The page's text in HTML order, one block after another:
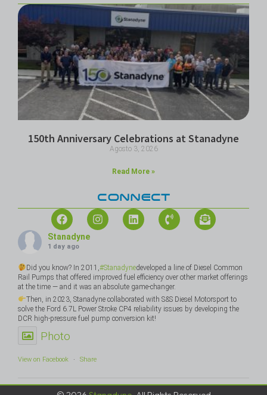
150th Anniversary Celebrations at Stanadyne
Agosto 3, 2026
Read More »
CONNECT
Stanadyne
1 day ago
Did you know? In 2011, #Stanadynedeveloped a line of Diesel Common
Rail Pumps that offered improved fuel efficiency over other market offerings
at the time — and it was an absolute game-changer.
Then, in 2023, Stanadyne collaborated with S&S Diesel Motorsport to
solve the Ford 6.7L Power Stroke CP4 reliability issues by developing the
DCR high-pressure fuel pump conversion kit!
Photo
View on Facebook · Share